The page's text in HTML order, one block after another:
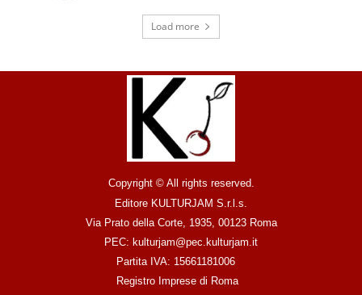
Load more
Copyright © All rights reserved.
Editore KULTURJAM S.r.l.s.
Via Prato della Corte, 1935, 00123 Roma
PEC: kulturjam@pec.kulturjam.it
Partita IVA: 15661181006
Registro Imprese di Roma